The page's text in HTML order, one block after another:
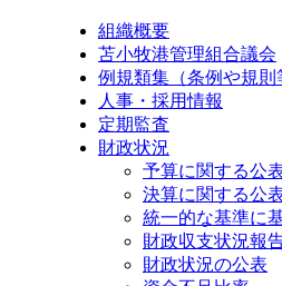
組織概要
苫小牧港管理組合議会
例規類集（条例や規則
人事・採用情報
定期監査
財政状況
予算に関する公
決算に関する公
統一的な基準に
財政収支状況報
財政状況の公表